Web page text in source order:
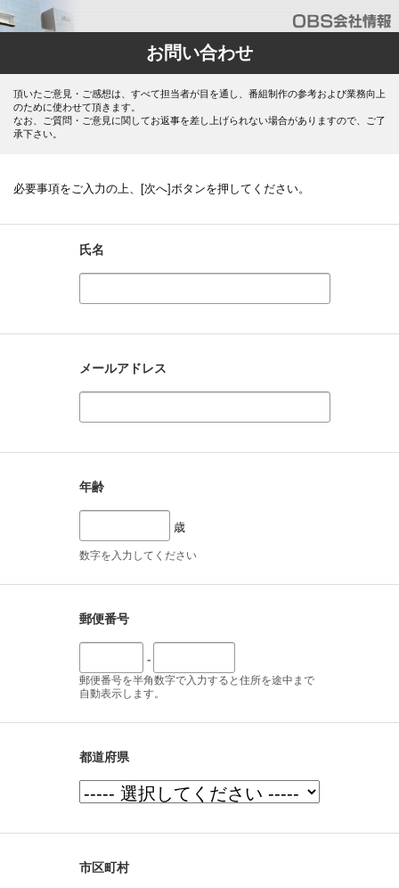
お問い合わせ
頂いたご意見・ご感想は、すべて担当者が目を通し、番組制作の参考および業務向上
のために使わせて頂きます。
なお、ご質問・ご意見に関してお返事を差し上げられない場合がありますので、ご了
承下さい。
必要事項をご入力の上、[次へ]ボタンを押してください。
氏名
メールアドレス
年齢
歳
数字を入力してください
郵便番号
-
郵便番号を半角数字で入力すると住所を途中まで
自動表示します。
都道府県
市区町村